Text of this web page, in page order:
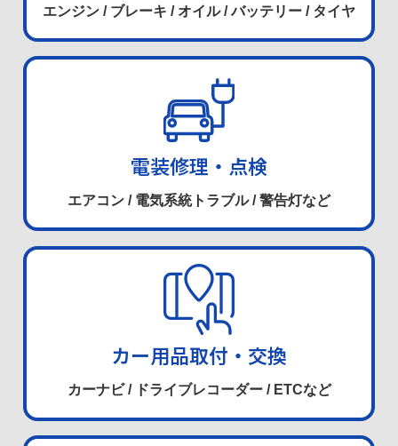
エンジン / ブレーキ / オイル / バッテリー / タイヤ
電装修理・点検
エアコン / 電気系統トラブル / 警告灯など
カー用品取付・交換
カーナビ / ドライブレコーダー / ETCなど